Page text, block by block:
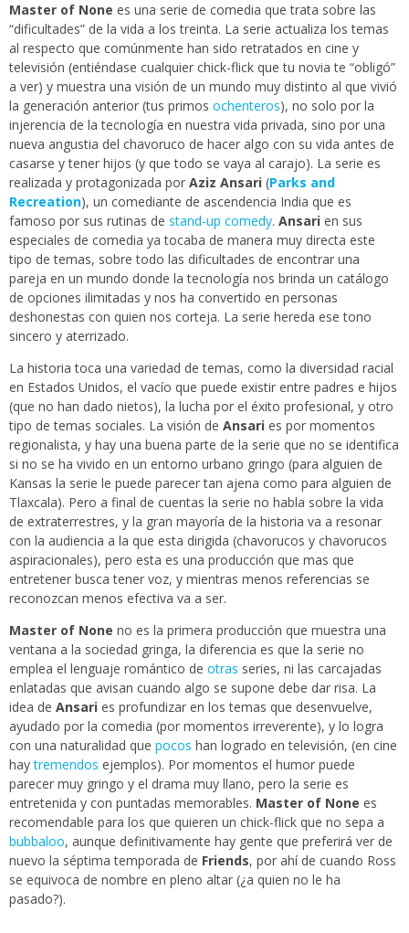
Master of None es una serie de comedia que trata sobre las
“dificultades” de la vida a los treinta. La serie actualiza los temas
al respecto que comúnmente han sido retratados en cine y
televisión (entiéndase cualquier chick-flick que tu novia te “obligó”
a ver) y muestra una visión de un mundo muy distinto al que vivió
la generación anterior (tus primos ochenteros), no solo por la
injerencia de la tecnología en nuestra vida privada, sino por una
nueva angustia del chavoruco de hacer algo con su vida antes de
casarse y tener hijos (y que todo se vaya al carajo). La serie es
realizada y protagonizada por Aziz Ansari (Parks and
Recreation), un comediante de ascendencia India que es
famoso por sus rutinas de stand-up comedy. Ansari en sus
especiales de comedia ya tocaba de manera muy directa este
tipo de temas, sobre todo las dificultades de encontrar una
pareja en un mundo donde la tecnología nos brinda un catálogo
de opciones ilimitadas y nos ha convertido en personas
deshonestas con quien nos corteja. La serie hereda ese tono
sincero y aterrizado.
La historia toca una variedad de temas, como la diversidad racial
en Estados Unidos, el vacío que puede existir entre padres e hijos
(que no han dado nietos), la lucha por el éxito profesional, y otro
tipo de temas sociales. La visión de Ansari es por momentos
regionalista, y hay una buena parte de la serie que no se identifica
si no se ha vivido en un entorno urbano gringo (para alguien de
Kansas la serie le puede parecer tan ajena como para alguien de
Tlaxcala). Pero a final de cuentas la serie no habla sobre la vida
de extraterrestres, y la gran mayoría de la historia va a resonar
con la audiencia a la que esta dirigida (chavorucos y chavorucos
aspiracionales), pero esta es una producción que mas que
entretener busca tener voz, y mientras menos referencias se
reconozcan menos efectiva va a ser.
Master of None no es la primera producción que muestra una
ventana a la sociedad gringa, la diferencia es que la serie no
emplea el lenguaje romántico de otras series, ni las carcajadas
enlatadas que avisan cuando algo se supone debe dar risa. La
idea de Ansari es profundizar en los temas que desenvuelve,
ayudado por la comedia (por momentos irreverente), y lo logra
con una naturalidad que pocos han logrado en televisión, (en cine
haytremendos ejemplos). Por momentos el humor puede
parecer muy gringo y el drama muy llano, pero la serie es
entretenida y con puntadas memorables. Master of None es
recomendable para los que quieren un chick-flick que no sepa a
bubbaloo, aunque definitivamente hay gente que preferirá ver de
nuevo la séptima temporada de Friends, por ahí de cuando Ross
se equivoca de nombre en pleno altar (¿a quien no le ha
pasado?).